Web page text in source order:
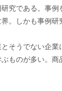
究である。事例
。しかも事例研
そうでない企業
ものが多い。商